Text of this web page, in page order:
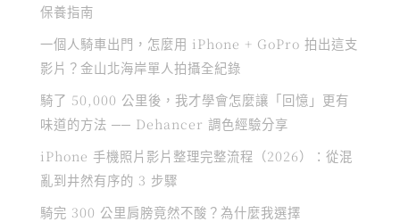
保養指南
一個人騎車出門，怎麼用 iPhone + GoPro 拍出這支
影片？金山北海岸單人拍攝全紀錄
騎了 50,000 公里後，我才學會怎麼讓「回憶」更有
味道的方法 ── Dehancer 調色經驗分享
iPhone 手機照片影片整理完整流程（2026）：從混
亂到井然有序的 3 步驟
騎完 300 公里肩膀竟然不酸？為什麼我選擇